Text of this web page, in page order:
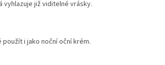
vyhlazuje již viditelné vrásky.
i jako noční oční krém.